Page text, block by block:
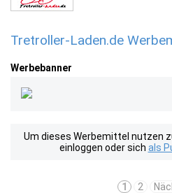
Tretroller-Laden.de
Werbebanner
Um dieses Werbemittel nutzen
einloggen oder sich als
1 2